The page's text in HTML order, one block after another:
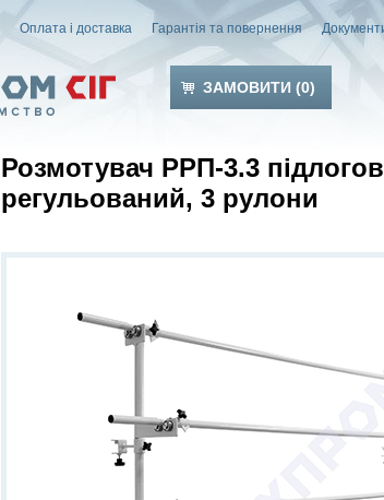
Оплата і доставка Гарантія та повернення
ЗАМОВИТИ (0)
Розмотувач РРП-3.3
регульований, 3 рулони